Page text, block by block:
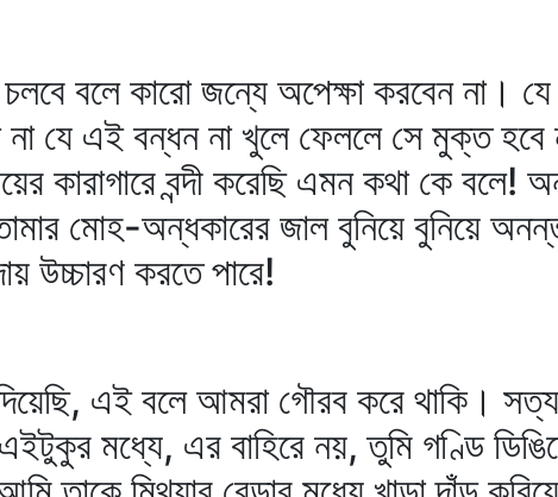
বলে কারো জন্যে অপেক্ষা করবেন না।
না যে এই বন্ধন না খুলে ফেললে সে মুক্ত হবে
কারাগারে বন্দী করেছি এমন কথা কে বলে!
মোহ-অন্ধকারের জাল বুনিয়ে বুনিয়ে
উচ্চারণ করতে পারে!
এই বলে আমরা গৌরব করে থাকি।
মধ্যে, এর বাহিরে নয়, তুমি গণ্ডি